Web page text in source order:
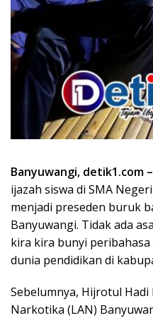
Banyuwangi, detik1.com –
ijazah siswa di SMA
menjadi preseden buruk
Banyuwangi. Tidak ada
kira kira bunyi
dunia pendidikan di
Sebelumnya, Hijrotul Hadi
Narkotika (LAN)